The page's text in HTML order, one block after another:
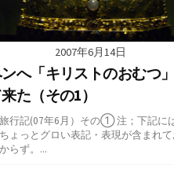
2007年6月14日
へ「キリストのおむつ
た（その1）
行記(07年6月）その① 注；下記に
ょっとグロい表記・表現が含まれて
らず。...